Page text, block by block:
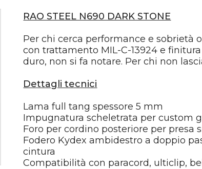
RAO STEEL N690 DARK STONE
Per chi cerca performance e sobrietà
con trattamento MIL-C-13924 e
duro, non si fa notare. Per chi non
Dettagli tecnici
Lama full tang spessore 5 mm
Impugnatura scheletrata per custom
Foro per cordino posteriore per presa
Fodero Kydex ambidestro a doppio
cintura
Compatibilità con paracord, ulticlip,